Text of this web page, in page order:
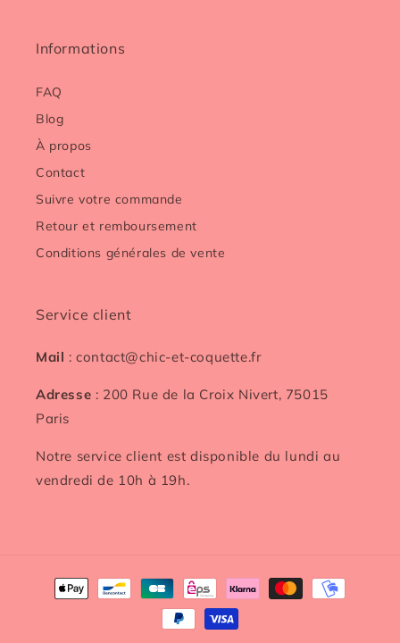
Informations
FAQ
Blog
À propos
Contact
Suivre votre commande
Retour et remboursement
Conditions générales de vente
Service client
Mail : contact@chic-et-coquette.fr
Adresse : 200 Rue de la Croix Nivert, 75015
Paris
Notre service client est disponible du lundi au
vendredi de 10h à 19h.
Moyens